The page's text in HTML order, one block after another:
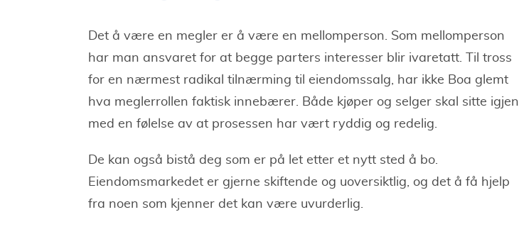
Det å være en megler er å være en mellomperson. Som mellomperson
har man ansvaret for at begge parters interesser blir ivaretatt. Til tross
for en nærmest radikal tilnærming til eiendomssalg, har ikke Boa glemt
hva meglerrollen faktisk innebærer. Både kjøper og selger skal sitte igjen
med en følelse av at prosessen har vært ryddig og redelig.
De kan også bistå deg som er på let etter et nytt sted å bo.
Eiendomsmarkedet er gjerne skiftende og uoversiktlig, og det å få hjelp
fra noen som kjenner det kan være uvurderlig.